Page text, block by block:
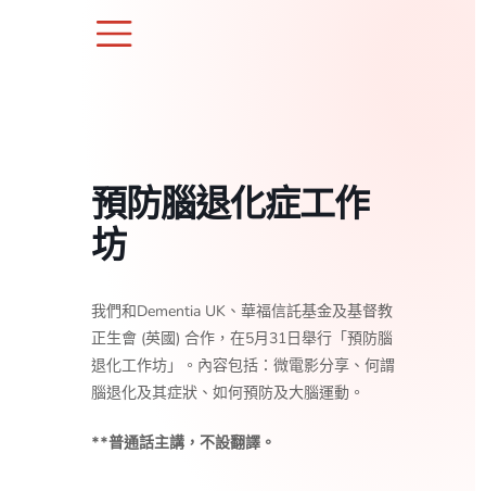
預防腦退化症工作
坊
我們和Dementia UK、華福信託基金及基督教
正生會 (英國) 合作，在5月31日舉行「預防腦
退化工作坊」。內容包括：微電影分享、何謂
腦退化及其症狀、如何預防及大腦運動。
**普通話主講，不設翻譯。